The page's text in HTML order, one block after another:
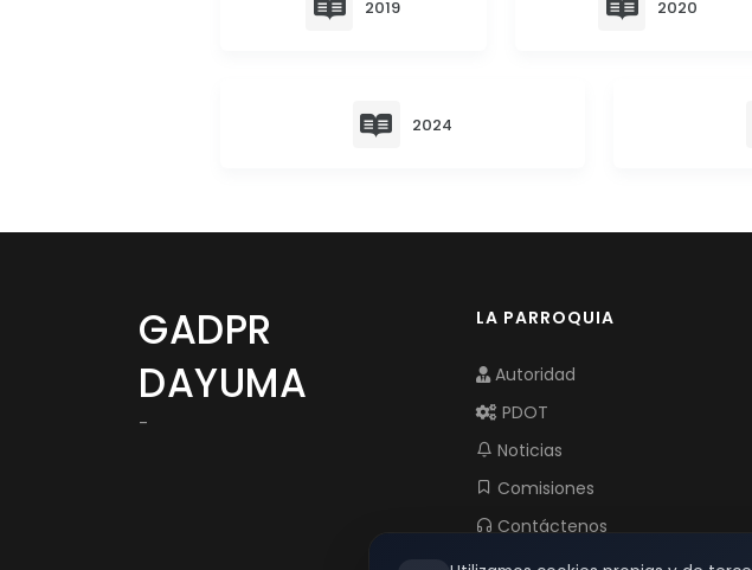
2019 2020
2024
GADPR
DAYUMA
-
LA PARROQUIA
Autoridad
PDOT
Noticias
Comisiones
Contáctenos